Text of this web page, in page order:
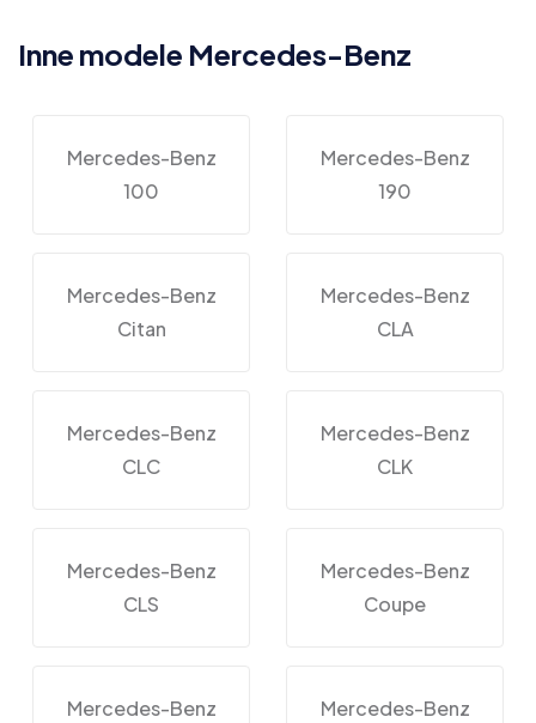
Inne modele Mercedes-Benz
Mercedes-Benz
100
Mercedes-Benz
190
Mercedes-Benz
Citan
Mercedes-Benz
CLA
Mercedes-Benz
CLC
Mercedes-Benz
CLK
Mercedes-Benz
CLS
Mercedes-Benz
Coupe
Mercedes-Benz
Mercedes-Benz